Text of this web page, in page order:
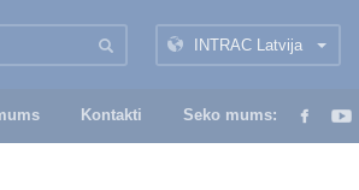
INTRAC Latvija
Kontakti Seko mums: